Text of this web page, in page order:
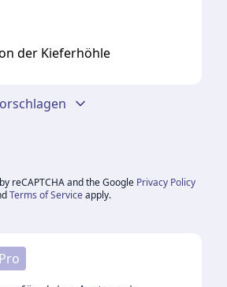
der Kieferhöhle
reCAPTCHA and the Google Privacy Policy
Terms of Service apply.